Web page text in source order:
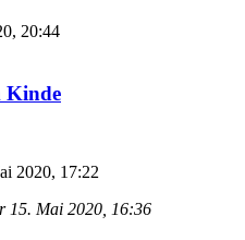
20:44
Kinde
2020, 17:22
15. Mai 2020, 16:36